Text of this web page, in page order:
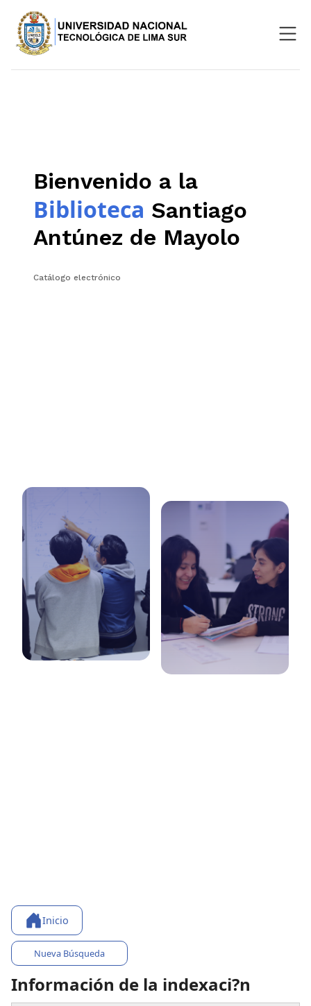
Aula Virtual
Bienvenido a la
Biblioteca Santiago
Antúnez de Mayolo
Catálogo electrónico
Inicio
Nueva Búsqueda
Información de la indexaci?n